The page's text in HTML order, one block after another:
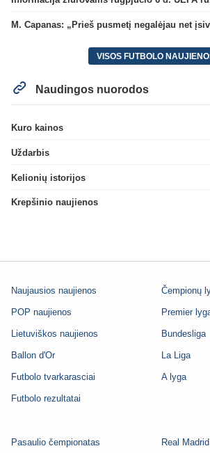
VISOS FUTBOLO
Naudingos nuorodos
Kuro kainos
Uždarbis
Kelionių istorijos
Krepšinio naujienos
Naujausios naujienos
POP naujienos
Lietuviškos naujienos
Ballon d'Or
Futbolo tvarkarasciai
Futbolo rezultatai
Čempionų
Premier
Bundesliga
La Liga
A lyga
Pasaulio čempionatas Real